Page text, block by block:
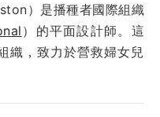
）是播種者國際組織
）的平面設計師。這
織，致力於營救婦女兒